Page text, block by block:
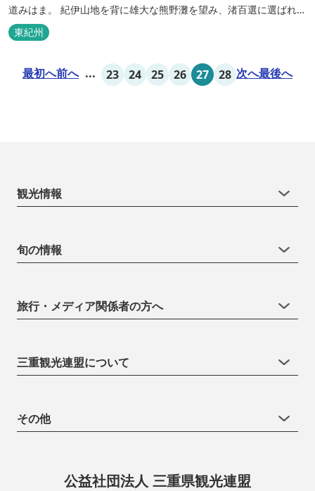
道みはま。 紀伊山地を背に雄大な熊野灘を望み、渚百選に選ばれた
七里御浜海岸などの美しい自然が広がります。一年を通して暖かで
過ごしやすく、季節を通じて穫れる数々の品種のみかんをはじめ、
巡る旅の拠点として、当...
東紀州
最初へ前へ ... 23 24 25 26 27 28 次へ最後へ
観光情報
旬の情報
旅行・メディア関係者の方へ
三重観光連盟について
その他
公益社団法人 三重県観光連盟